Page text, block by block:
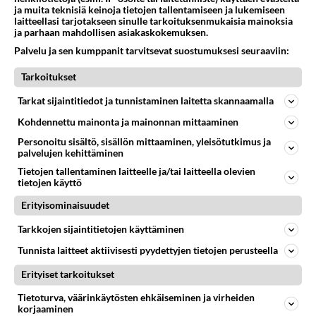
Anonyymi
2024-11-30 18:23:13
Ongelman aiheuttaja on liian lähellä ajaminen.
2024-11-30 19:09:47
Ruuhkassa on pakko ajaa pienillä väleillä.
Kommentoi aloitusta...
Ketjusta on poistettu1sääntöjenvastaista viestiä.
ja muita teknisiä keinoja tietojen tallentamiseen ja lukemiseen
laitteellasi tarjotakseen sinulle tarkoituksenmukaisia mainoksia
ja parhaan mahdollisen asiakaskokemuksen.
Palvelu ja sen kumppanit tarvitsevat suostumuksesi seuraaviin:
Tarkoitukset
Tarkat sijaintitiedot ja tunnistaminen laitetta skannaamalla
Kohdennettu mainonta ja mainonnan mittaaminen
Personoitu sisältö, sisällön mittaaminen, yleisötutkimus ja
palvelujen kehittäminen
Tietojen tallentaminen laitteelle ja/tai laitteella olevien
tietojen käyttö
Erityisominaisuudet
Tarkkojen sijaintitietojen käyttäminen
Tunnista laitteet aktiivisesti pyydettyjen tietojen perusteella
Erityiset tarkoitukset
Tietoturva, väärinkäytösten ehkäiseminen ja virheiden
korjaaminen